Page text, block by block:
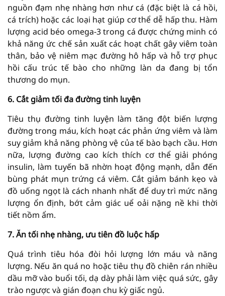
nguồn đạm nhẹ nhàng hơn như cá (đặc biệt là cá hồi,
cá trích) hoặc các loại hạt giúp cơ thể dễ hấp thu. Hàm
lượng acid béo omega-3 trong cá được chứng minh có
khả năng ức chế sản xuất các hoạt chất gây viêm toàn
thân, bảo vệ niêm mạc đường hô hấp và hỗ trợ phục
hồi cấu trúc tế bào cho những làn da đang bị tổn
thương do mụn.
6. Cắt giảm tối đa đường tinh luyện
Tiêu thụ đường tinh luyện làm tăng đột biến lượng
đường trong máu, kích hoạt các phản ứng viêm và làm
suy giảm khả năng phòng vệ của tế bào bạch cầu. Hơn
nữa, lượng đường cao kích thích cơ thể giải phóng
insulin, làm tuyến bã nhờn hoạt động mạnh, dẫn đến
bùng phát mụn trứng cá viêm. Cắt giảm bánh kẹo và
đồ uống ngọt là cách nhanh nhất để duy trì mức năng
lượng ổn định, bớt cảm giác uể oải nặng nề khi thời
tiết nồm ẩm.
7. Ăn tối nhẹ nhàng, ưu tiên đồ luộc hấp
Quá trình tiêu hóa đòi hỏi lượng lớn máu và năng
lượng. Nếu ăn quá no hoặc tiêu thụ đồ chiên rán nhiều
dầu mỡ vào buổi tối, dạ dày phải làm việc quá sức, gây
trào ngược và gián đoạn chu kỳ giấc ngủ.